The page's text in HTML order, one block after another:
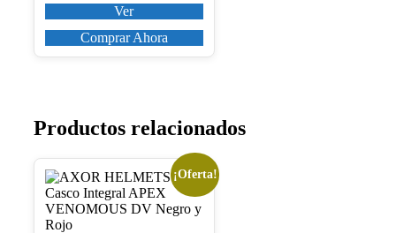
Ver
Comprar Ahora
Productos relacionados
¡Oferta!
Este
producto
tiene
múltiples